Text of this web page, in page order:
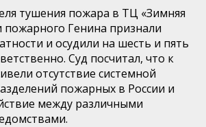
тушения пожара в ТЦ «Зимняя
пожарного Генина признали
и осудили на шесть и пять
Суд посчитал, что к
отсутствие системной
пожарных в России и
между различными